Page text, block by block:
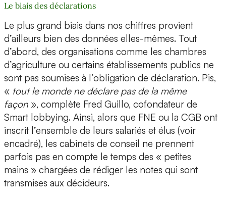
Le biais des déclarations
Le plus grand biais dans nos chiffres provient
d’ailleurs bien des données elles-mêmes. Tout
d’abord, des organisations comme les chambres
d’agriculture ou certains établissements publics ne
sont pas soumises à l’obligation de déclaration. Pis,
« tout le monde ne déclare pas de la même
façon », complète Fred Guillo, cofondateur de
Smart lobbying. Ainsi, alors que FNE ou la CGB ont
inscrit l’ensemble de leurs salariés et élus (voir
encadré), les cabinets de conseil ne prennent
parfois pas en compte le temps des « petites
mains » chargées de rédiger les notes qui sont
transmises aux décideurs.